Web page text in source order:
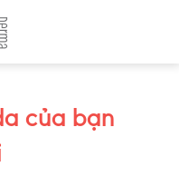
của bạn